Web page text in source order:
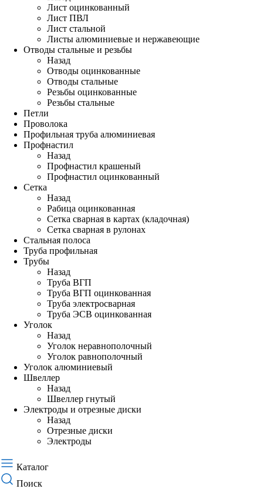
Лист оцинкованный
Лист ПВЛ
Лист стальной
Листы алюминиевые и нержавеющие
Отводы стальные и резьбы
Назад
Отводы оцинкованные
Отводы стальные
Резьбы оцинкованные
Резьбы стальные
Петли
Проволока
Профильная труба алюминиевая
Профнастил
Назад
Профнастил крашеный
Профнастил оцинкованный
Сетка
Назад
Рабица оцинкованная
Сетка сварная в картах (кладочная)
Сетка сварная в рулонах
Стальная полоса
Труба профильная
Трубы
Назад
Труба ВГП
Труба ВГП оцинкованная
Труба электросварная
Труба ЭСВ оцинкованная
Уголок
Назад
Уголок неравнополочный
Уголок равнополочный
Уголок алюминиевый
Швеллер
Назад
Швеллер гнутый
Электроды и отрезные диски
Назад
Отрезные диски
Электроды
Каталог
Поиск